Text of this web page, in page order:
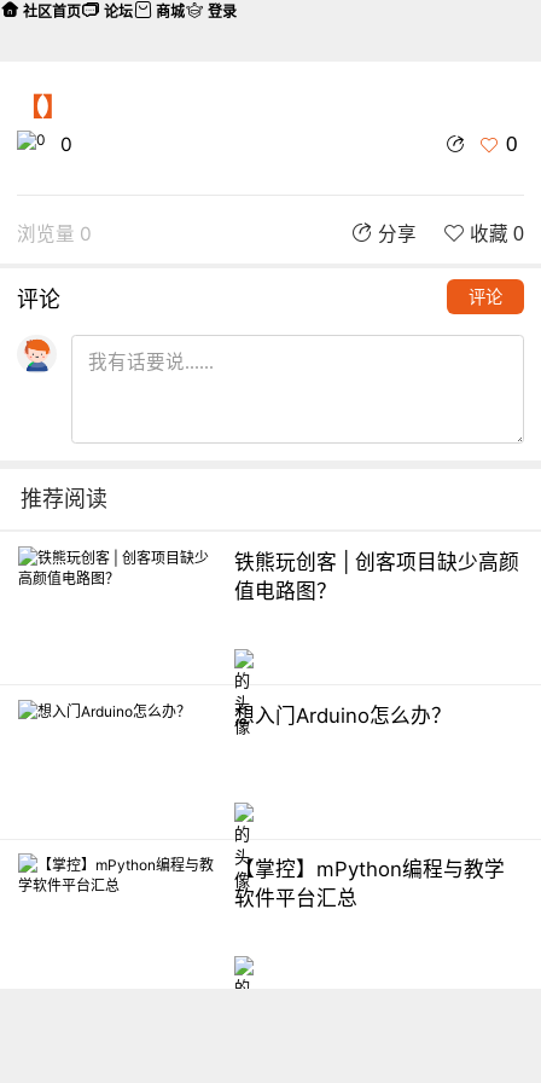
【】
0 0
浏览量 0 分享 收藏 0
评论 评论
推荐阅读
铁熊玩创客 | 创客项目缺少高颜
值电路图？
想入门Arduino怎么办？
【掌控】mPython编程与教学
软件平台汇总
社区首页 论坛 商城 登录